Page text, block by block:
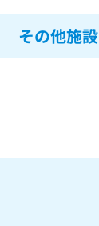
その他施設